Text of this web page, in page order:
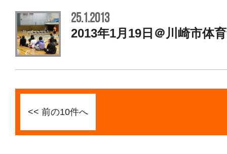
25.1.2013
2013年1月19日＠川崎市
<< 前の10件へ